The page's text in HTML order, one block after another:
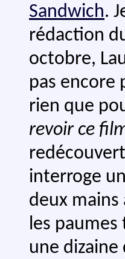
Sandwich.
rédaction
octobre,
pas encore
rien que
revoir ce
interroge
deux
les
une dizaine